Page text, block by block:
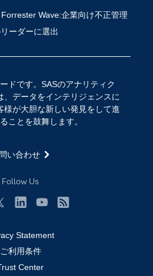
Wave:企業向け不正管理
ーダーに選出
ドです。SASのアナリティク
、データをインテリジェンスに
様が大胆な新しい発見をして進
ことを鼓舞します。
い合わせ
Follow Us
セシビリティ
イベント
リューション
レーニング
ースルーム
学生
職員の皆様へ
業種
コンピューティング
タサイエンス
ンスフォーメーション
Statement
ご利用条件
Center